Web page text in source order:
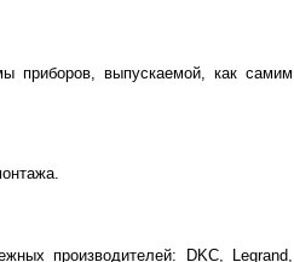
приборов, выпускаемой, как самим
производителей: DKC, Legrand,